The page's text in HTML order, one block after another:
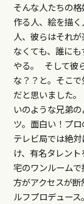
そんな人たちの
作る人、絵を描
人、彼らはそれ
なくても、誰にも
やる。 そして彼
な？？と。そこ
だと思いました
いのような兄弟
ツ。面白い！プ
テレビ局では絶
け、有名タレン
宅のワンルーム
方がアクセスが
ルフプロデュー